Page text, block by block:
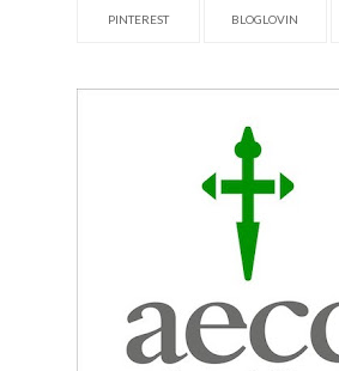
PINTEREST BLOGLOVIN